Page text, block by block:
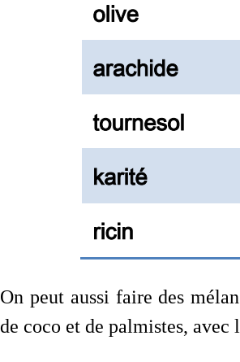
On peut aussi faire des
de coco et de palmistes, avec